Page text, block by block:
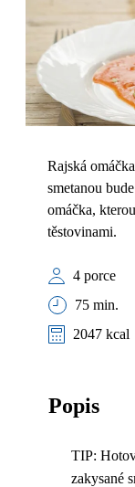
Rajská
smetanou
omáčka,
těstovinami.
4 porce
75 min.
2047 kcal
Popis
TIP:
zakysané